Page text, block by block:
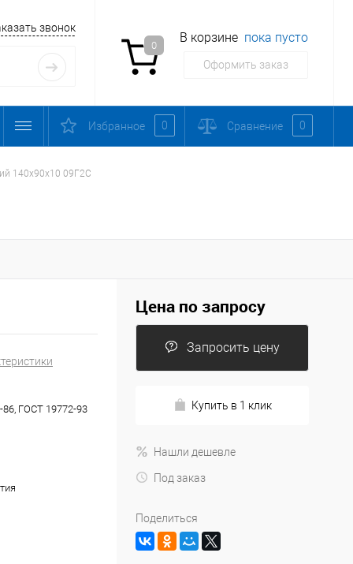
звонок
0
В корзине пока пусто
Оформить заказ
Избранное 0 Сравнение 0
140х90х10 09Г2С
ГОСТ 19772-93
Цена по запросу
Запросить цену
Купить в 1 клик
Нашли дешевле
Под заказ
Поделиться